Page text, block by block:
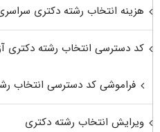
هزینه انتخاب رشته دکتری
کد دسترسی انتخاب رشته دکتری
فراموشی کد دسترسی انتخاب
ویرایش انتخاب رشته دکتری